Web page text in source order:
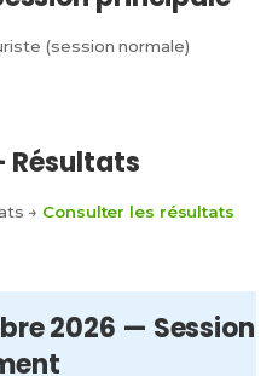
(session normale)
Résultats
→ Consulter les résultats
2026 — Session